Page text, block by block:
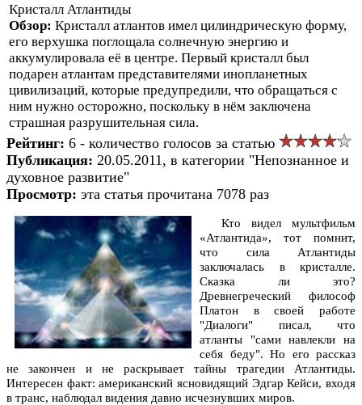
Кристалл Атлантиды
Обзор: Кристалл атлантов имел цилиндрическую форму,
его верхушка поглощала солнечную энергию и
аккумулировала её в центре. Первый кристалл был
подарен атлантам представителями инопланетных
цивилизаций, которые предупредили, что обращаться с
ним нужно осторожно, поскольку в нём заключена
страшная разрушительная сила.
Рейтинг: 6 - количество голосов за статью
Публикация: 20.05.2011, в категории "Непознанное и
духовное развитие"
Просмотр: эта статья прочитана 7078 раз
Кто видел мультфильм
«Атлантида», тот помнит,
что сила Атлантиды
заключалась в кристалле.
Сказка ли это?
Древнегреческий философ
Платон в своей работе
"Диалоги" писал, что
атланты "сами навлекли на
себя беду". Но его рассказ
не закончен и не раскрывает тайны трагедии Атлантиды.
Интересен факт: американский ясновидящий Эдгар Кейси, входя
в транс, наблюдал видения давно исчезнувших миров.